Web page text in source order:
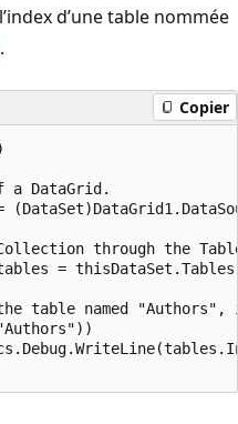
d’une table nommée
.
Copier
a DataGrid.
through the
=
table named "Authors",